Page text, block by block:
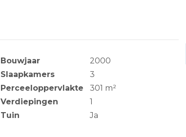
Bouwjaar
2000
Slaapkamers
3
Perceeloppervlakte
301 m²
Verdiepingen
1
Tuin
Ja